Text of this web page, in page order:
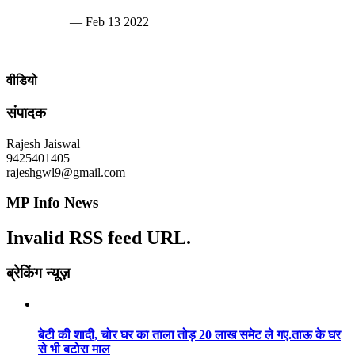
— Feb 13 2022
वीडियो
संपादक
Rajesh Jaiswal
9425401405
rajeshgwl9@gmail.com
MP Info News
Invalid RSS feed URL.
ब्रेकिंग न्यूज़
बेटी की शादी, चोर घर का ताला तोड़ 20 लाख समेट ले गए.ताऊ के घर
से भी बटोरा माल